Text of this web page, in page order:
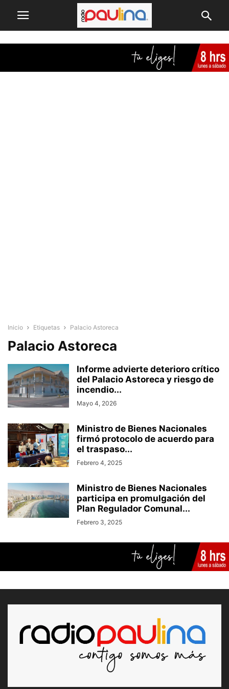
Inicio Etiquetas Palacio Astoreca
Palacio Astoreca
Informe advierte deterioro crítico
del Palacio Astoreca y riesgo de
incendio...
Mayo 4, 2026
Ministro de Bienes Nacionales
firmó protocolo de acuerdo para
el traspaso...
Febrero 4, 2025
Ministro de Bienes Nacionales
participa en promulgación del
Plan Regulador Comunal...
Febrero 3, 2025